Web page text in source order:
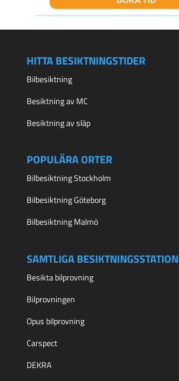
HITTA BESIKTNINGSTIDER
Bilbesiktning
Besiktning av MC
Besiktning av släp
POPULÄRA ORTER
Bilbesiktning Stockholm
Bilbesiktning Göteborg
Bilbesiktning Malmö
SAMTLIGA
Besikta bilprovning
Bilprovningen
Opus bilprovning
Carspect
DEKRA